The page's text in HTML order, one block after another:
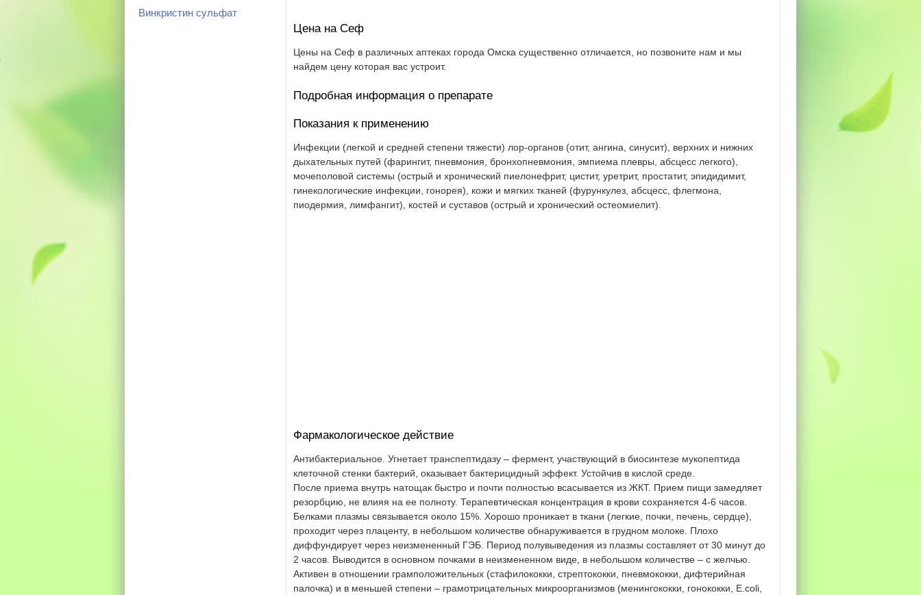
Винкристин сульфат
Цена на Сеф
Цены на Сеф в различных аптеках города Омска существенно отличается, но позвоните нам и мы
найдем цену которая вас устроит.
Подробная информация о препарате
Показания к применению
Инфекции (легкой и средней степени тяжести) лор-органов (отит, ангина, синусит), верхних и нижних
дыхательных путей (фарингит, пневмония, бронхопневмония, эмпиема плевры, абсцесс легкого),
мочеполовой системы (острый и хронический пиелонефрит, цистит, уретрит, простатит, эпидидимит,
гинекологические инфекции, гонорея), кожи и мягких тканей (фурункулез, абсцесс, флегмона,
пиодермия, лимфангит), костей и суставов (острый и хронический остеомиелит).
Фармакологическое действие
Антибактериальное. Угнетает транспептидазу – фермент, участвующий в биосинтезе мукопептида
клеточной стенки бактерий, оказывает бактерицидный эффект. Устойчив в кислой среде.
После приема внутрь натощак быстро и почти полностью всасывается из ЖКТ. Прием пищи замедляет
резорбцию, не влияя на ее полноту. Терапевтическая концентрация в крови сохраняется 4-6 часов.
Белками плазмы связывается около 15%. Хорошо проникает в ткани (легкие, почки, печень, сердце),
проходит через плаценту, в небольшом количестве обнаруживается в грудном молоке. Плохо
диффундирует через неизмененный ГЭБ. Период полувыведения из плазмы составляет от 30 минут до
2 часов. Выводится в основном почками в неизмененном виде, в небольшом количестве – с желчью.
Активен в отношении грамположительных (стафилококки, стрептококки, пневмококки, дифтерийная
палочка) и в меньшей степени – грамотрицательных микроорганизмов (менингококки, гонококки, E.coli,